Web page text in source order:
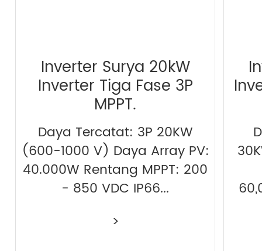
Inverter Surya 20kW
Inverter Tiga Fase 3P
MPPT.
Daya Tercatat: 3P 20KW
(600-1000 V) Daya Array PV:
40.000W Rentang MPPT: 200
- 850 VDC IP66...
>